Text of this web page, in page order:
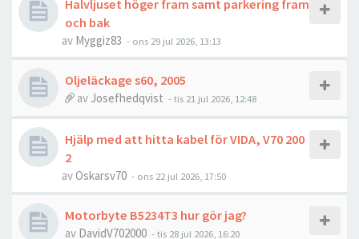
Halvljuset höger fram samt parkering fram
och bak
av Myggiz83 - ons 29 jul 2026, 13:13
Oljeläckage s60, 2005
av Josefhedqvist - tis 21 jul 2026, 12:48
Hjälp med att hitta kabel för VIDA, V70 200
2
avOskarsv70 - ons 22 jul 2026, 17:50
Motorbyte B5234T3 hur gör jag?
av DavidV702000 - tis 28 jul 2026, 16:20